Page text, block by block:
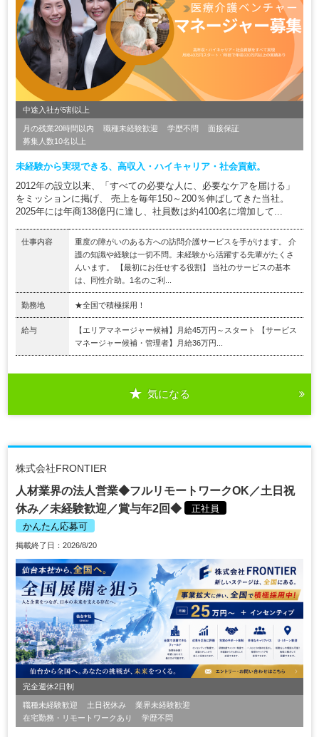
中途入社が5割以上
月の残業20時間以内 職種未経験歓迎 学歴不問
面接保証
募集人数10名以上
未経験から実現できる、高収入・ハイキャリア・社会貢献。
2012年の設立以来、「すべての必要な人に、必要なケアを届ける」
をミッションに掲げ、 売上を毎年150～200％伸ばしてきた当社。
2025年には年商138億円に達し、社員数は約4100名に増加して...
仕事内容
重度の障がいのある方への訪問介護サービスを手がけます。 介
護の知識や経験は一切不問。未経験から活躍する先輩がたくさ
んいます。 【最初にお任せする役割】 当社のサービスの基本
は、同性介助。1名のご利...
勤務地 ★全国で積極採用！
給与
【エリアマネージャー候補】月給45万円～スタート 【サービス
マネージャー候補・管理者】月給36万円...
気になる
株式会社FRONTIER
人材業界の法人営業◆フルリモートワークOK／土日祝
休み／未経験歓迎／賞与年2回◆
正社員
かんたん応募可
掲載終了日：2026/8/20
完全週休2日制
職種未経験歓迎 土日祝休み
業界未経験歓迎
在宅勤務・リモートワークあり
学歴不問